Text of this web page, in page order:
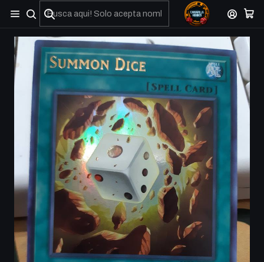
No olviden reportar sus depositos y transferencias por Whatsapp